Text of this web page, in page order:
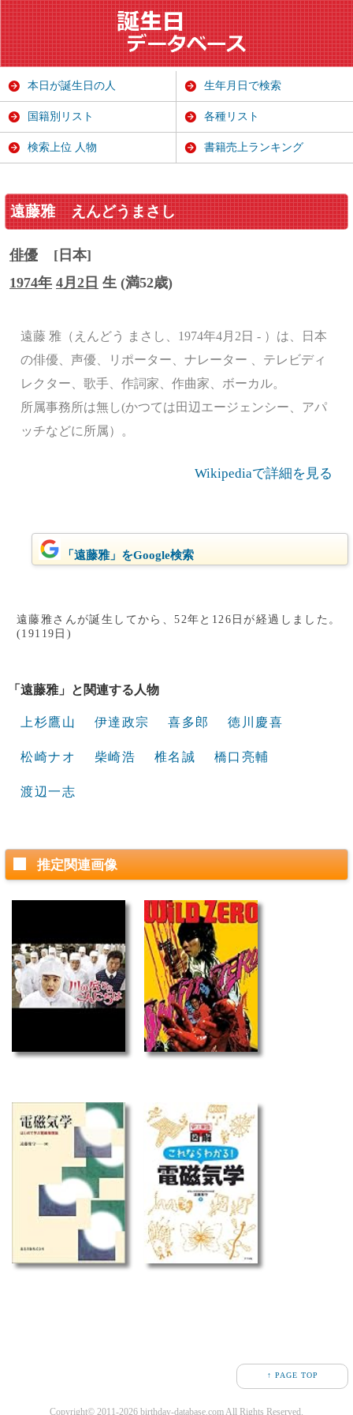
遠藤雅 えんどうまさし
俳優
[日本]
1974年 4月2日 生 (満52歳)
遠藤 雅（えんどう まさし、1974年4月2日 - ）は、日本
の俳優、声優、リポーター、ナレーター 、テレビディ
レクター、歌手、作詞家、作曲家、ボーカル。
所属事務所は無し(かつては田辺エージェンシー、アパ
ッチなどに所属）。
Wikipediaで詳細を見る
「遠藤雅」をGoogle検索
遠藤雅さんが誕生してから、52年と126日が経過しました。
(19119日)
「遠藤雅」と関連する人物
上杉鷹山 伊達政宗 喜多郎 徳川慶喜
松崎ナオ 柴崎浩 椎名誠 橋口亮輔
渡辺一志
推定関連画像
本日が誕生日の人 生年月日で検索
国籍別リスト 各種リスト
検索上位 人物 書籍売上ランキング
↑ PAGE TOP
Copyright© 2011-2026 birthday-database.com All Rights Reserved.